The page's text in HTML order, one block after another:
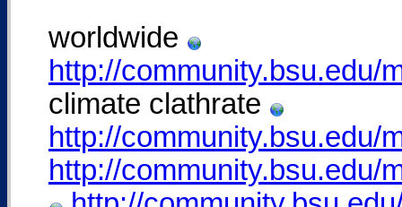
worldwide
http://community.bsu.edu/
climate clathrate
http://community.bsu.edu/
http://community.bsu.edu/